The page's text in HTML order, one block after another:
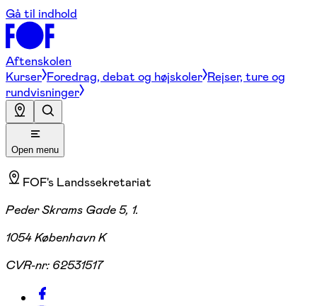
Gå til indhold
Aftenskolen
Kurser Foredrag, debat og højskoler Rejser, ture og
rundvisninger
Open menu
FOF's Landssekretariat
Peder Skrams Gade 5, 1.
1054 København K
CVR-nr: 62531517